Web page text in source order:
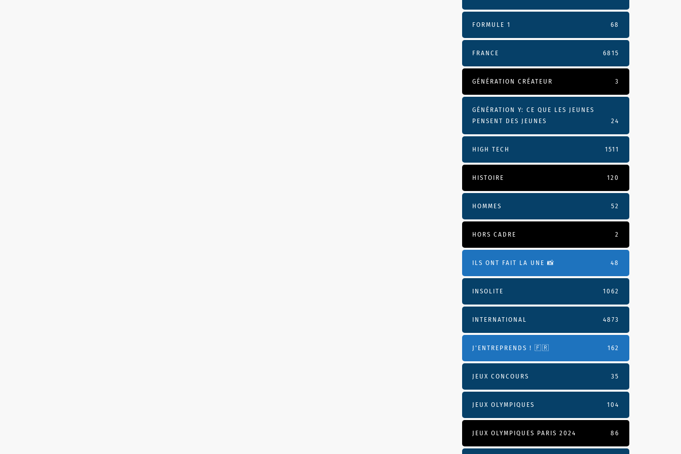
FORMULE 1 68
FRANCE 6815
GÉNÉRATION CRÉATEUR 3
GÉNÉRATION Y: CE QUE LES JEUNES
PENSENT DES JEUNES
24
HIGH TECH 1511
HISTOIRE 120
HOMMES 52
HORS CADRE 2
ILS ONT FAIT LA UNE 📸 48
INSOLITE 1062
INTERNATIONAL 4873
J'ENTREPRENDS ! 🇫🇷 162
JEUX CONCOURS 35
JEUX OLYMPIQUES 104
JEUX OLYMPIQUES PARIS 2024 86